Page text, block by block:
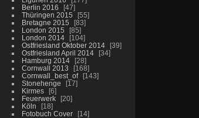
Berlin 2016
47
Thüringen 2015
55
Bretagne 2015
83
London 2015
85
London 2014
104
Ostfriesland Oktober 2014
39
Ostfriesland April 2014
34
Hamburg 2014
28
Cornwall 2013
168
Cornwall_best_of
143
Stonehenge
17
Kirmes
6
Feuerwerk
20
Köln
18
Fotobuch Cover
14